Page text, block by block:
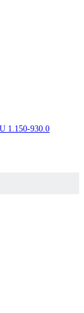
1.150-930.0